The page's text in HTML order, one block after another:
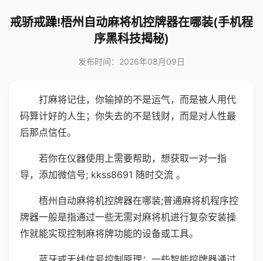
戒骄戒躁!梧州自动麻将机控牌器在哪装(手机程
序黑科技揭秘)
发布时间：2026年08月09日
打麻将记住，你输掉的不是运气，而是被人用代
码算计好的人生；你失去的不是钱财，而是对人性最
后那点信任。
若你在仪器使用上需要帮助，想获取一对一指
导，添加微信号; kkss8691 随时交流 。
梧州自动麻将机控牌器在哪装;普通麻将机程序控
牌器一般是指通过一些无需对麻将机进行复杂安装操
作就能实现控制麻将牌功能的设备或工具。